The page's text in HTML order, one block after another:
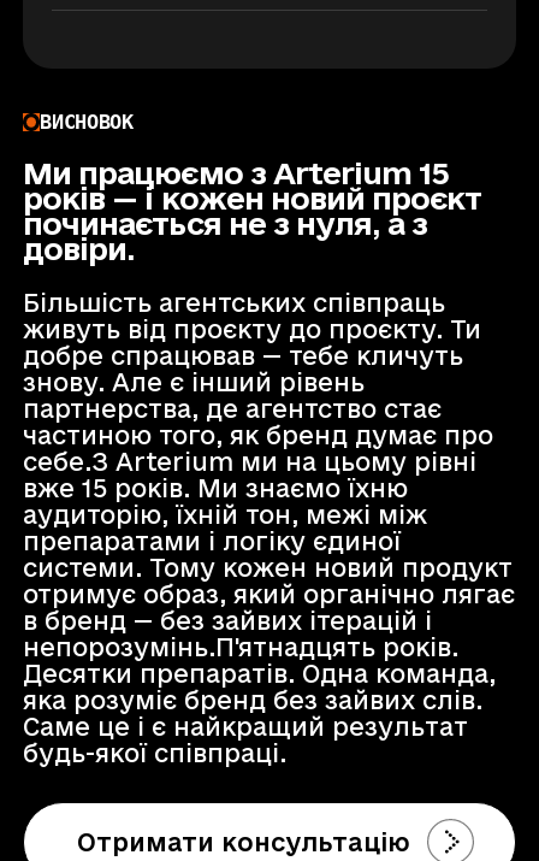
ВИСНОВОК
Ми працюємо з Arterium 15
років — і кожен новий проєкт
починається не з нуля, а з
довіри.
Більшість агентських співпраць
живуть від проєкту до проєкту. Ти
добре спрацював — тебе кличуть
знову. Але є інший рівень
партнерства, де агентство стає
частиною того, як бренд думає про
себе.З Arterium ми на цьому рівні
вже 15 років. Ми знаємо їхню
аудиторію, їхній тон, межі між
препаратами і логіку єдиної
системи. Тому кожен новий продукт
отримує образ, який органічно лягає
в бренд — без зайвих ітерацій і
непорозумінь.П'ятнадцять років.
Десятки препаратів. Одна команда,
яка розуміє бренд без зайвих слів.
Саме це і є найкращий результат
будь-якої співпраці.
Отримати консультацію